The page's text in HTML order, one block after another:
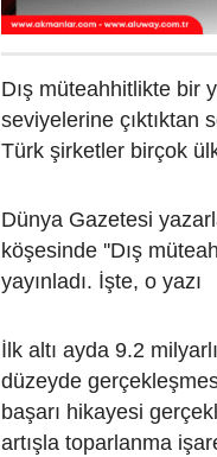
Dış müteahhitlikte bir
seviyelerine çıktıktan
Türk şirketler birçok
Dünya Gazetesi
köşesinde ''Dış
yayınladı. İşte, o yazı
İlk altı ayda 9.2
düzeyde
başarı hikayesi
artışla toparlanma